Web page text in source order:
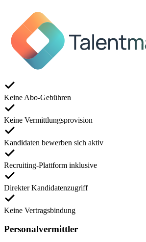
Keine Abo-Gebühren
Keine Vermittlungsprovision
Kandidaten bewerben sich aktiv
Recruiting-Plattform inklusive
Direkter Kandidatenzugriff
Keine Vertragsbindung
Personalvermittler